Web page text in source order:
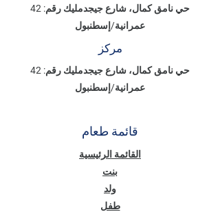
حي نامق كمال، شارع جيجدمليك رقم: 42
عمرانية/إسطنبول
مركز
حي نامق كمال، شارع جيجدمليك رقم: 42
عمرانية/إسطنبول
قائمة طعام
القائمة الرئيسية
بنت
ولد
طفل